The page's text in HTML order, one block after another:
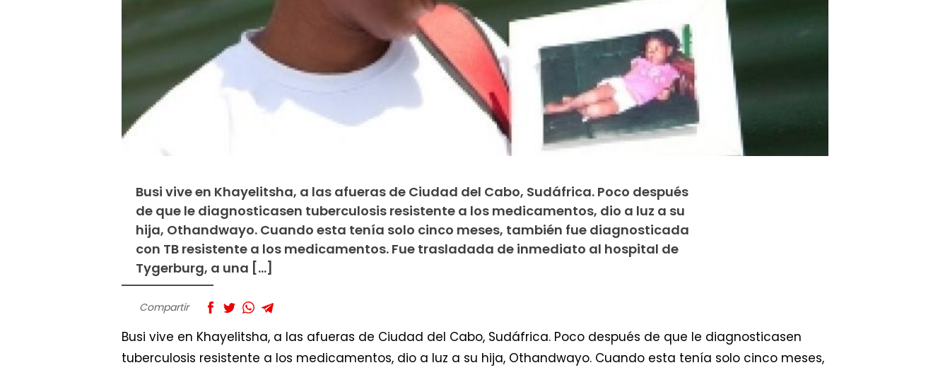
Busi vive en Khayelitsha, a las afueras de Ciudad del Cabo, Sudáfrica. Poco después
de que le diagnosticasen tuberculosis resistente a los medicamentos, dio a luz a su
hija, Othandwayo. Cuando esta tenía solo cinco meses, también fue diagnosticada
con TB resistente a los medicamentos. Fue trasladada de inmediato al hospital de
Tygerburg, a una […]
Compartir
Busi vive en Khayelitsha, a las afueras de Ciudad del Cabo, Sudáfrica. Poco después de que le diagnosticasen
tuberculosis resistente a los medicamentos, dio a luz a su hija, Othandwayo. Cuando esta tenía solo cinco meses,